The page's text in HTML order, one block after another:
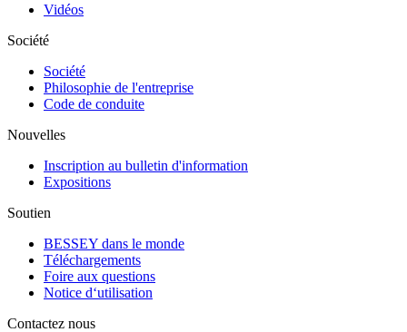
Vidéos
Société
Société
Philosophie de l'entreprise
Code de conduite
Nouvelles
Inscription au bulletin d'information
Expositions
Soutien
BESSEY dans le monde
Téléchargements
Foire aux questions
Notice d‘utilisation
Contactez nous